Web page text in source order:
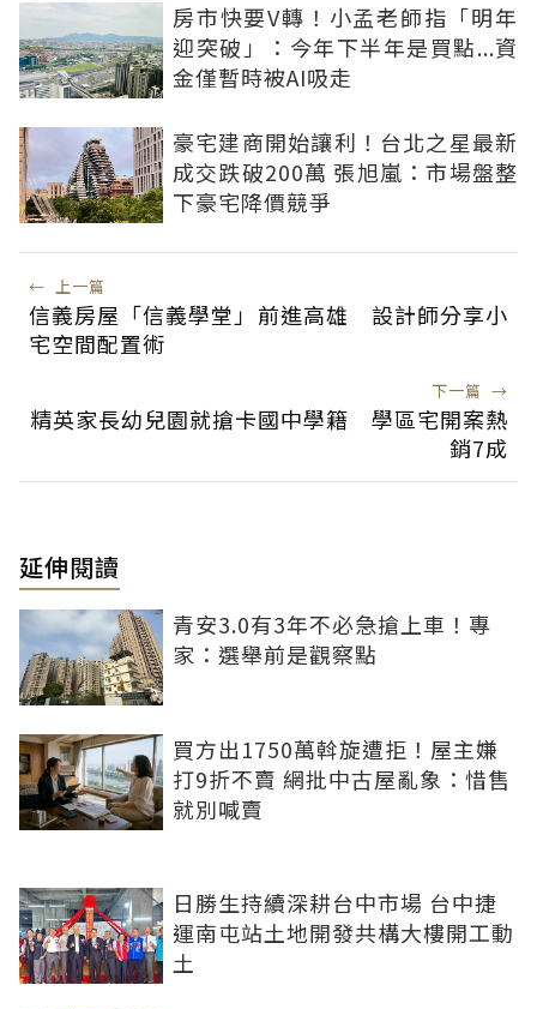
房市快要V轉！小孟老師指「明年
迎突破」：今年下半年是買點...資
金僅暫時被AI吸走
豪宅建商開始讓利！台北之星最新
成交跌破200萬 張旭嵐：市場盤整
下豪宅降價競爭
← 上一篇
信義房屋「信義學堂」前進高雄 設計師分享小
宅空間配置術
下一篇 →
精英家長幼兒園就搶卡國中學籍 學區宅開案熱
銷7成
延伸閱讀
青安3.0有3年不必急搶上車！專
家：選舉前是觀察點
買方出1750萬斡旋遭拒！屋主嫌
打9折不賣 網批中古屋亂象：惜售
就別喊賣
日勝生持續深耕台中市場 台中捷
運南屯站土地開發共構大樓開工動
土